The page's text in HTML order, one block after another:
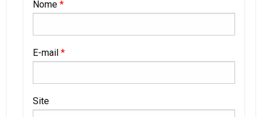
Nome *
E-mail *
Site